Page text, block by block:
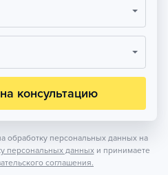
консультацию
обработку персональных данных на
персональных данных и принимаете
соглашения.